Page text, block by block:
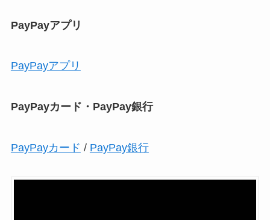
PayPayアプリ
PayPayアプリ
PayPayカード・PayPay銀行
PayPayカード / PayPay銀行